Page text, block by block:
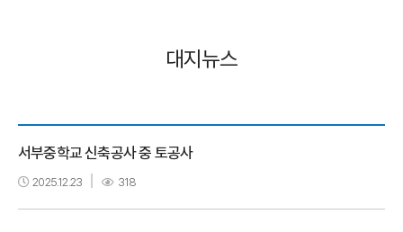
대지뉴스
서부중학교 신축공사 중 토공사
2025.12.23 318